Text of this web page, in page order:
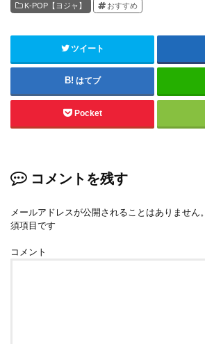
K-POP【ヨジャ】 おすすめ
ツイート
はてブ
Pocket
コメントを残す
メールアドレスが公開されることはありません。
須項目です
コメント